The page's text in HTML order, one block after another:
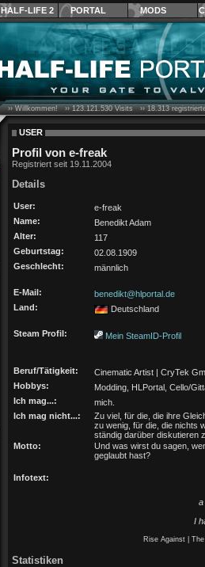
HALF-LIFE 2 PORTAL MODS
›› Willkommen! ››123.121.530Visits ››18.313
USER
Profil von e-freak
Registriert seit 19.11.2004
Details
User:
e-freak
Name:
Benedikt Adam
Alter:
117
Geburtstag:
02.08.1909
Geschlecht:
männlich
E-Mail:
benedikt@hlportal.de
Land:
Deutschland
Steam Profil: Mein SteamID-Profil
Beruf/Tätigkeit:
Cinematic Artist | CryTek
Hobbys:
Modding, HLPortal, Cello/
Ich mag...:
mich.
Ich mag nicht...:
Zu viel, für die, die ihre
zu wenig, für die, die nichts
ständig darüber diskutieren
Motto:
Und was wirst du sagen,
geglaubt hast?
Infotext:
a
I
Rise Against |
Statistiken